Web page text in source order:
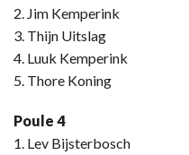
2. Jim Kemperink
3. Thijn Uitslag
4. Luuk Kemperink
5. Thore Koning
Poule 4
1. Lev Bijsterbosch